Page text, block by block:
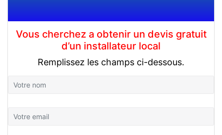
Vous cherchez a obtenir un devis gratuit
d’un installateur local
Remplissez les champs ci-dessous.